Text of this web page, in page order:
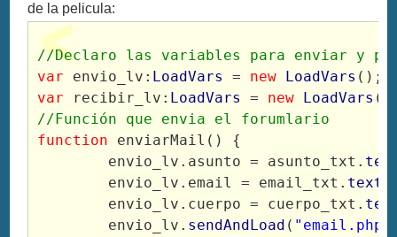
de la pelicula:
//Declaro las variables para enviar y
var envio_lv: LoadVars = new LoadVars
var recibir_lv: LoadVars = new
LoadVars
//Función que envia el forumlario
function enviarMail() {
	envio_lv.asunto = asunto_txt.
	envio_lv.email = email_txt.
text
	envio_lv.cuerpo = cuerpo_txt.
	envio_lv.
sendAndLoad ( "email.php"